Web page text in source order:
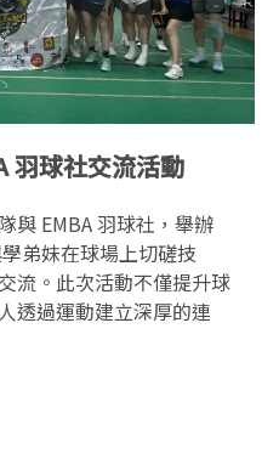
羽球社交流活動
與 EMBA 羽球社，舉辦
弟妹在球場上切磋技
流。此次活動不僅提升球
透過運動建立深厚的連